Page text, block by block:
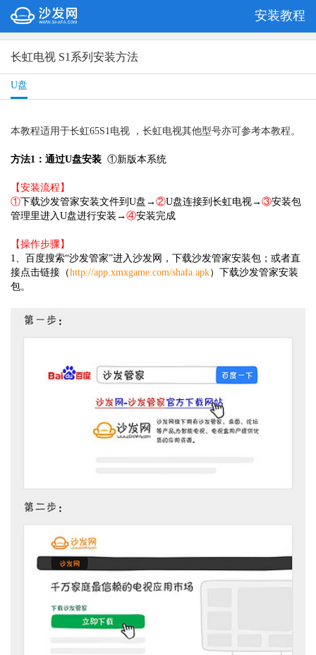
安装教程
长虹电视 S1系列安装方法
U盘
本教程适用于长虹65S1电视 ，长虹电视其他型号亦可参考本教程。
方法1：通过U盘安装 ①新版本系统
【安装流程】
①下载沙发管家安装文件到U盘→ ②U盘连接到长虹电视→ ③安装包
管理里进入U盘进行安装→ ④安装完成
【操作步骤】
1、百度搜索“沙发管家”进入沙发网，下载沙发管家安装包；或者直
接点击链接（http://app.xmxgame.com/shafa.apk）下载沙发管家安装
包。